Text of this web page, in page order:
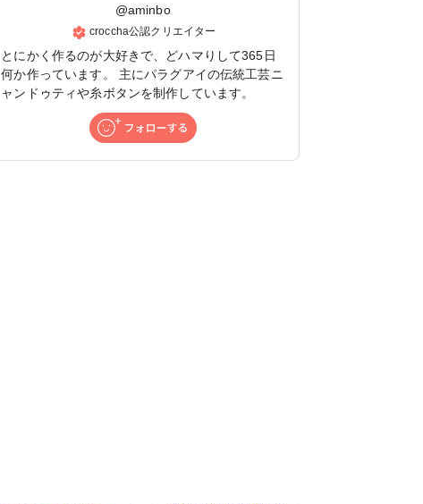
@aminbo
croccha公認クリエイター
とにかく作るのが大好きで、どハマりして365日
何か作っています。 主にパラグアイの伝統工芸ニ
ャンドゥティや糸ボタンを制作しています。